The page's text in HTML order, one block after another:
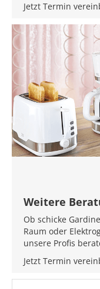
Jetzt Termin
Weitere
Ob schicke
Raum oder
unsere Profis
Jetzt Termin